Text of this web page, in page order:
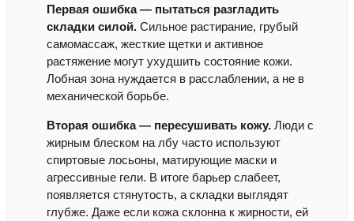
Первая ошибка — пытаться разгладить
складки силой. Сильное растирание, грубый
самомассаж, жесткие щетки и активное
растяжение могут ухудшить состояние кожи.
Лобная зона нуждается в расслаблении, а не в
механической борьбе.
Вторая ошибка — пересушивать кожу. Люди с
жирным блеском на лбу часто используют
спиртовые лосьоны, матирующие маски и
агрессивные гели. В итоге барьер слабеет,
появляется стянутость, а складки выглядят
глубже. Даже если кожа склонна к жирности, ей